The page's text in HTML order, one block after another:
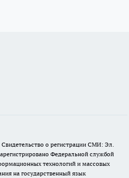
о регистрации СМИ: Эл.
Федеральной службой
технологий и массовых
на государственный язык